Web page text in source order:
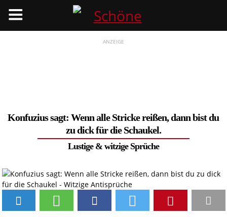
ANZEIGE
Konfuzius sagt: Wenn alle Stricke reißen, dann bist du
zu dick für die Schaukel.
Lustige & witzige Sprüche